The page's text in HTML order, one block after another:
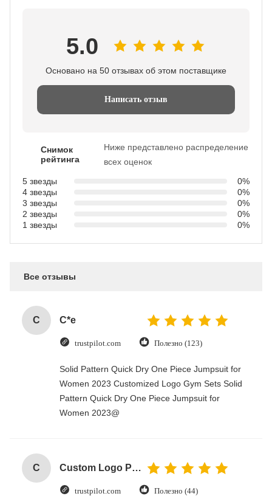
5.0
Основано на 50 отзывах об этом поставщике
Написать отзыв
Снимок
рейтинга
Ниже представлено распределение
всех оценок
5 звезды
0%
4 звезды
0%
3 звезды
0%
2 звезды
0%
1 звезды
0%
Все отзывы
C C*e
trustpilot.com Полезно (123)
Solid Pattern Quick Dry One Piece Jumpsuit for
Women 2023 Customized Logo Gym Sets Solid
Pattern Quick Dry One Piece Jumpsuit for
Women 2023@
C Custom Logo Paper Cardboard Packing Folding White / Black / Rose Gold Luxury Magnetic Gift Box with Ribbon Closure
trustpilot.com Полезно (44)